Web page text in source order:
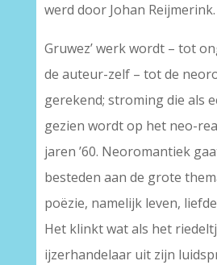
werd door Johan Reijmerink.
Gruwez’ werk wordt – tot
de auteur-zelf – tot de
gerekend; stroming die als
gezien wordt op het neo-
jaren ’60. Neoromantiek
besteden aan de grote
poëzie, namelijk leven,
Het klinkt wat als het
ijzerhandelaar uit zijn